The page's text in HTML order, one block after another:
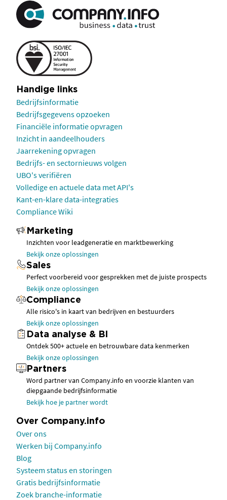
Handige links
Bedrijfsinformatie
Bedrijfsgegevens opzoeken
Financiële informatie opvragen
Inzicht in aandeelhouders
Jaarrekening opvragen
Bedrijfs- en sectornieuws volgen
UBO's verifiëren
Volledige en actuele data met API's
Kant-en-klare data-integraties
Compliance Wiki
Marketing
Inzichten voor leadgeneratie en marktbewerking
Bekijk onze oplossingen
Sales
Perfect voorbereid voor gesprekken met de juiste prospects
Bekijk onze oplossingen
Compliance
Alle risico's in kaart van bedrijven en bestuurders
Bekijk onze oplossingen
Data analyse & BI
Ontdek 500+ actuele en betrouwbare data kenmerken
Bekijk onze oplossingen
Partners
Word partner van Company.info en voorzie klanten van
diepgaande bedrijfsinformatie
Bekijk hoe je partner wordt
Over Company.info
Over ons
Werken bij Company.info
Blog
Systeem status en storingen
Gratis bedrijfsinformatie
Zoek branche-informatie